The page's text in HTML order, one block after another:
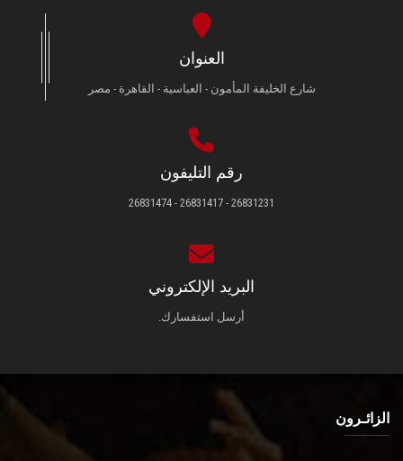
العنوان
شارع الخليفة المأمون - العباسية - القاهرة - مصر
رقم التليفون
26831231 - 26831417 - 26831474
البريد الإلكتروني
أرسل استفسارك.
الزائـرون